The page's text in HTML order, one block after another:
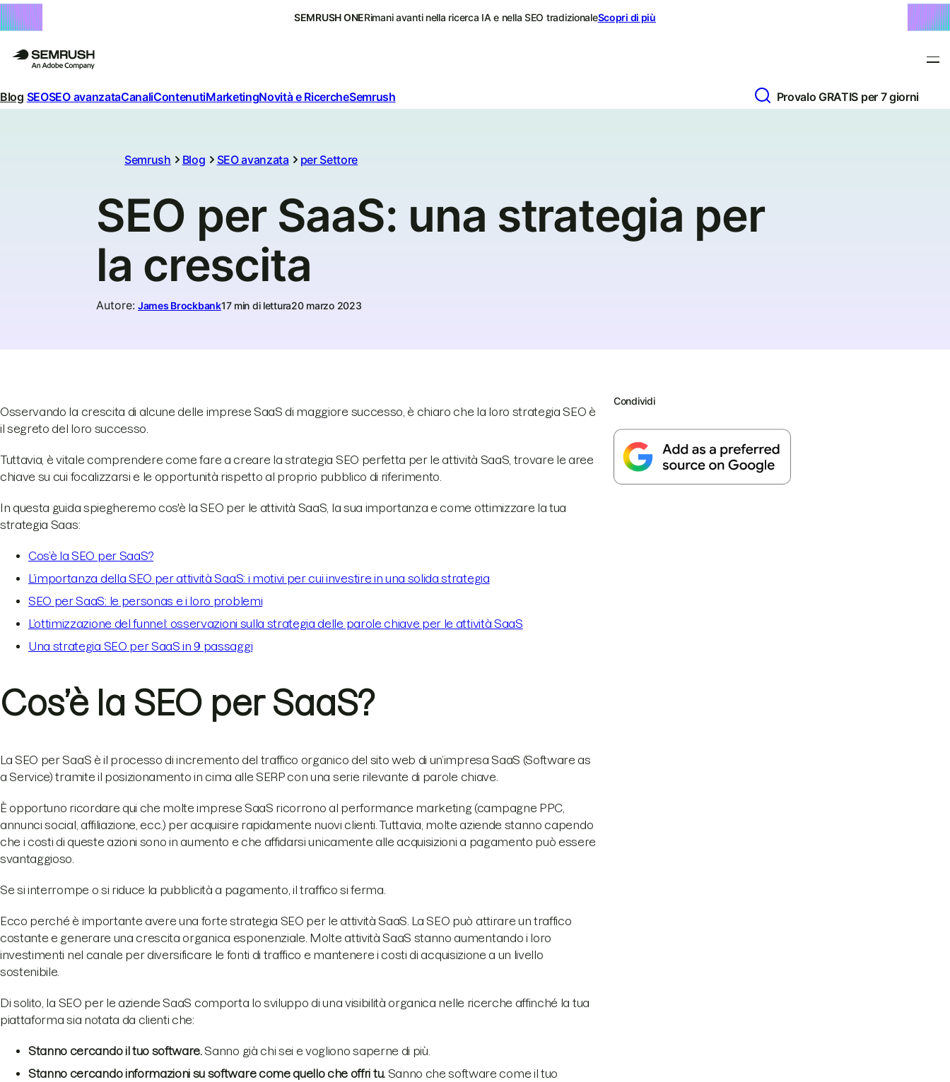
SEMRUSH ONERimani avanti nella ricerca IA e nella SEO tradizionaleScopri di più
Blog SEOSEO avanzataCanaliContenutiMarketingNovità e RicercheSemrush Provalo GRATIS per 7 giorni
Semrush Blog SEO avanzata per Settore
SEO per SaaS: una strategia per
la crescita
Autore: James Brockbank17 min di lettura20 marzo 2023
Osservando la crescita di alcune delle imprese SaaS di maggiore successo, è chiaro che la loro strategia SEO è
il segreto del loro successo.
Tuttavia, è vitale comprendere come fare a creare la strategia SEO perfetta per le attività SaaS, trovare le aree
chiave su cui focalizzarsi e le opportunità rispetto al proprio pubblico di riferimento.
In questa guida spiegheremo cos'è la SEO per le attività SaaS, la sua importanza e come ottimizzare la tua
strategia Saas:
Cos’è la SEO per SaaS?
L’importanza della SEO per attività SaaS: i motivi per cui investire in una solida strategia
SEO per SaaS: le personas e i loro problemi
L’ottimizzazione del funnel: osservazioni sulla strategia delle parole chiave per le attività SaaS
Una strategia SEO per SaaS in 9 passaggi
Cos’è la SEO per SaaS?
La SEO per SaaS è il processo di incremento del traffico organico del sito web di un’impresa SaaS (Software as
a Service) tramite il posizionamento in cima alle SERP con una serie rilevante di parole chiave.
È opportuno ricordare qui che molte imprese SaaS ricorrono al performance marketing (campagne PPC,
annunci social, affiliazione, ecc.) per acquisire rapidamente nuovi clienti. Tuttavia, molte aziende stanno capendo
che i costi di queste azioni sono in aumento e che affidarsi unicamente alle acquisizioni a pagamento può essere
svantaggioso.
Se si interrompe o si riduce la pubblicità a pagamento, il traffico si ferma.
Ecco perché è importante avere una forte strategia SEO per le attività SaaS. La SEO può attirare un traffico
costante e generare una crescita organica esponenziale. Molte attività SaaS stanno aumentando i loro
investimenti nel canale per diversificare le fonti di traffico e mantenere i costi di acquisizione a un livello
sostenibile.
Di solito, la SEO per le aziende SaaS comporta lo sviluppo di una visibilità organica nelle ricerche affinché la tua
piattaforma sia notata da clienti che:
Stanno cercando il tuo software. Sanno già chi sei e vogliono saperne di più.
Stanno cercando informazioni su software come quello che offri tu. Sanno che software come il tuo
Condividi